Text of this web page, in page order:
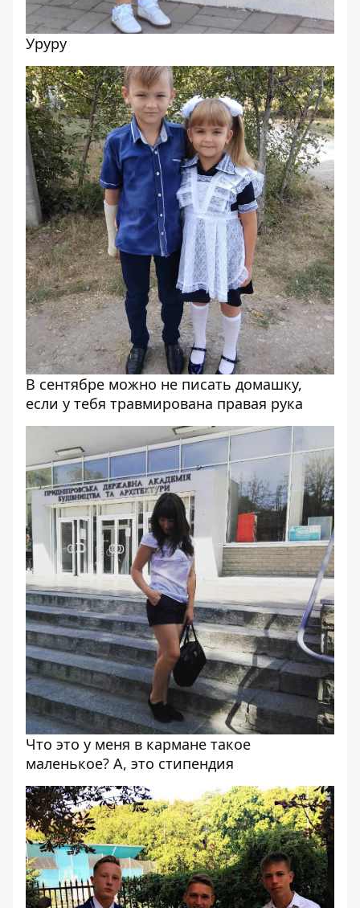
Уруру
В сентябре можно не писать домашку,
если у тебя травмирована правая рука
Что это у меня в кармане такое
маленькое? А, это стипендия